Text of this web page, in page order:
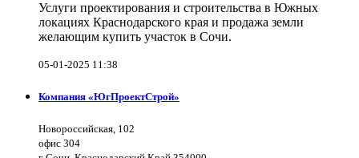
Услуги проектирования и строительства в Южных
локациях Краснодарского края и продажа земли
желающим купить участок в Сочи.
05-01-2025 11:38
Компания «ЮгПроектСтрой»
Новороссийская, 102
офис 304